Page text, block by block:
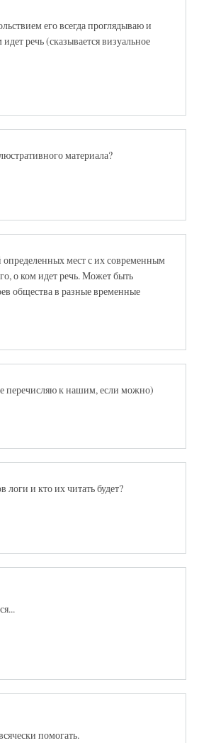
его всегда проглядываю и
речь (сказывается визуальное
материала?
мест с их современным
о ком идет речь. Может быть
общества в разные временные
перечисляю к нашим, если можно)
и кто их читать будет?
помогать.